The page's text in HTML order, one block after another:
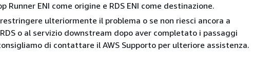
Runner ENI come origine e RDS ENI come destinazione.
ulteriormente il problema o se non riesci ancora a
o al servizio downstream dopo aver completato i passaggi
di contattare il AWS Supporto per ulteriore assistenza.